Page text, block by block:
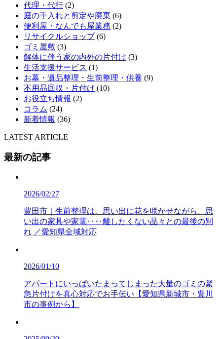
代理・代行 (2)
庭の手入れと剪定や廃棄 (6)
便利屋・なんでも屋業務 (2)
リサイクルショップ(6)
ゴミ屋敷 (3)
解体に伴う家の内外の片付け (3)
生活支援サービス (1)
お墓・遺品整理・生前整理・供養 (9)
不用品回収・片付け (10)
お役立ち情報 (2)
コラム (24)
新着情報 (36)
LATEST ARTICLE
最新の記事
2026/02/27
豊田市｜生前整理は、思い出に花を咲かせながら、思
い出の家具や家電‥‥離したくない品々との最後の別
れ ／愛知県全域対応
2026/01/10
アパートにいっぱいたまってしまった大量のゴミの緊
急片付けを真心対応でお手伝い【愛知県新城市・豊川
市の事例から】